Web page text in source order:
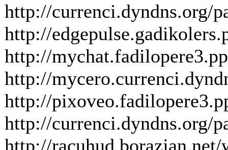
http://currenci.dyndns.org/
http://
http://
http://
http://
http://currenci.dyndns.org/
http://